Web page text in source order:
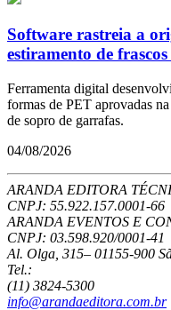
Software rastreia a
estiramento de
Ferramenta digital
formas de PET aprovadas
de sopro de garrafas.
04/08/2026
ARANDA EDITORA
CNPJ: 55.922.157.0001-66
ARANDA EVENTOS E
CNPJ: 03.598.920/0001-41
Al. Olga, 315– 01155-900
Tel.:
(11) 3824-5300
info@arandaeditora.com.br